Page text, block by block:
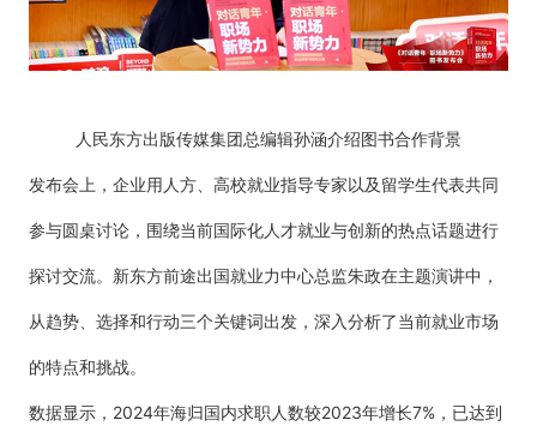
人民东方出版传媒集团总编辑孙涵介绍图书合作背景
发布会上，企业用人方、高校就业指导专家以及留学生代表共同
参与圆桌讨论，围绕当前国际化人才就业与创新的热点话题进行
探讨交流。新东方前途出国就业力中心总监朱政在主题演讲中，
从趋势、选择和行动三个关键词出发，深入分析了当前就业市场
的特点和挑战。
数据显示，2024年海归国内求职人数较2023年增长7%，已达到